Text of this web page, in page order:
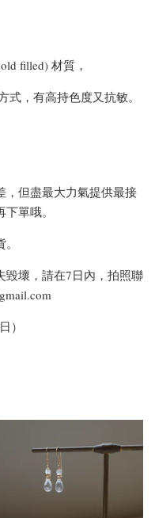
filled) 材質，
，有高持色度又抗敏。
，但盡最大力氣提供最接
單哦。
毀壞，請在7日內，拍照聯
）